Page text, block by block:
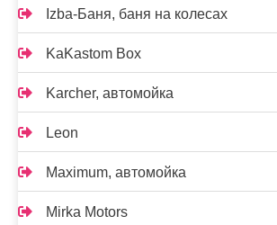
Izba-Баня, баня на колесах
KaKastom Box
Karcher, автомойка
Leon
Maximum, автомойка
Mirka Motors